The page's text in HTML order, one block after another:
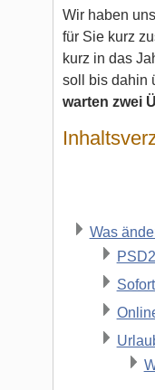
Wir haben
für Sie kurz
kurz in das
soll bis dahin
warten zwei
Was